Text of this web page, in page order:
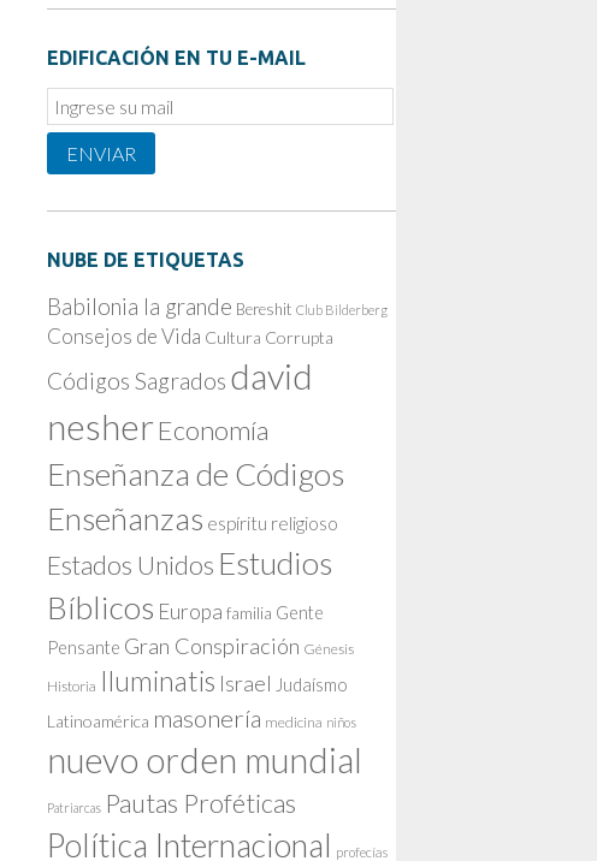
EDIFICACIÓN EN TU E-MAIL
Email
Subscription
ENVIAR
NUBE DE ETIQUETAS
Babilonia la grande Bereshit Club Bilderberg
Consejos de Vida Cultura Corrupta
Códigos Sagrados david
nesher Economía
Enseñanza de Códigos
Enseñanzas espíritu religioso
Estados Unidos Estudios
Bíblicos Europa familia Gente
Pensante Gran Conspiración Génesis
Historia Iluminatis Israel Judaísmo
Latinoamérica masonería medicina niños
nuevo orden mundial
Patriarcas Pautas Proféticas
Política Internacional profecías